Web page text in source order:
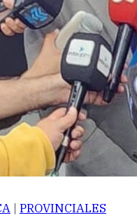
| PROVINCIALES